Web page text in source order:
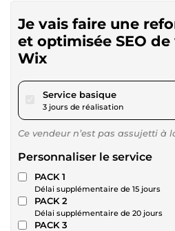
Je vais faire une
et optimisée SEO
Wix
Service basiquepour 23,12
3 jours de réalisation
Ce vendeur n’est pas assujetti à
Personnaliser le service
PACK 1
Délai supplémentaire de 15 jours
PACK 2
Délai supplémentaire de 20 jours
PACK 3